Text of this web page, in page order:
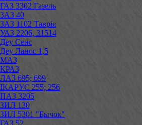
ГАЗ 3302 Газель
ЗАЗ 40
ЗАЗ 1102 Таврія
УАЗ 2206, 31514
Деу Сенс
Деу Ланос 1,5
МАЗ
КРАЗ
ЛАЗ 695; 699
ІКАРУС 255; 256
ПАЗ 3205
ЗИЛ 130
ЗИЛ 5301 "Бычок"
ГАЗ 52